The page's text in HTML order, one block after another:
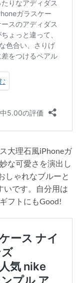
大理石風iPhoneガ
な可愛さを演出し
しゃれなブルーと
いです。自分用は
フトにもGood!